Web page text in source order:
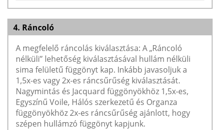
4. Ráncoló
A megfelelő ráncolás kiválasztása: A „Ráncoló
nélküli” lehetőség kiválasztásával hullám nélküli
sima felületű függönyt kap. Inkább javasoljuk a
1,5x-es vagy 2x-es ráncsűrűség kiválasztását.
Nagymintás és Jacquard függönyökhöz 1,5x-es,
Egyszínű Voile, Hálós szerkezetű és Organza
függönyökhöz 2x-es ráncsűrűség ajánlott, hogy
szépen hullámzó függönyt kapjunk.